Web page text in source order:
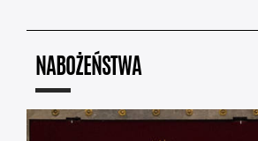
NABOŻEŃSTWA